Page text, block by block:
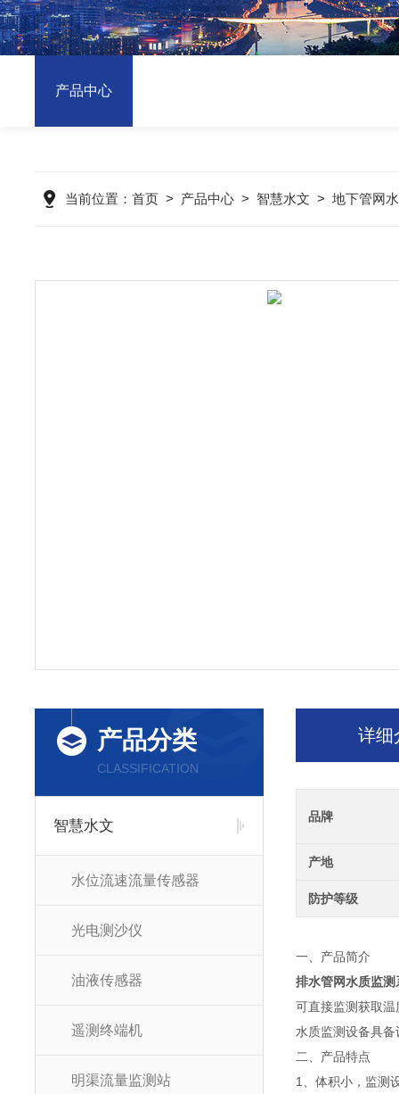
产品中心
当前位置： 首页 > 产品中心 > 智慧水文 > 地下管网
产品分类
CLASSIFICATION
智慧水文
水位流速流量传感器
光电测沙仪
油液传感器
遥测终端机
明渠流量监测站
详细
品牌
产地
防护等级
一、产品简介
排水管网水质监测
可直接监测获取
水质监测设备具
二、产品特点
1、体积小，监测